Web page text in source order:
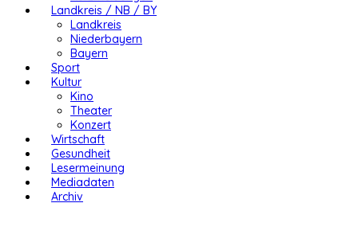
Landkreis / NB / BY
Landkreis
Niederbayern
Bayern
Sport
Kultur
Kino
Theater
Konzert
Wirtschaft
Gesundheit
Lesermeinung
Mediadaten
Archiv